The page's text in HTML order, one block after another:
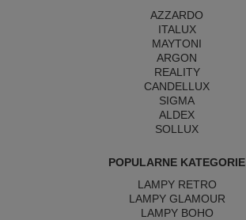
AZZARDO
ITALUX
MAYTONI
ARGON
REALITY
CANDELLUX
SIGMA
ALDEX
SOLLUX
POPULARNE KATEGORIE
LAMPY RETRO
LAMPY GLAMOUR
LAMPY BOHO